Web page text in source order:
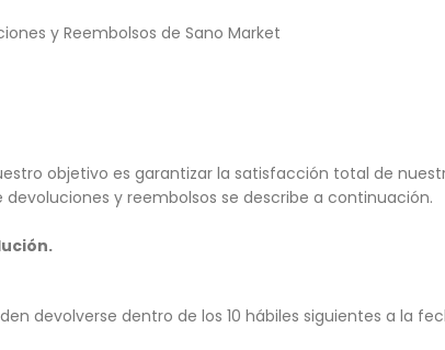
y Reembolsos de Sano Market
objetivo es garantizar la satisfacción total de
devoluciones y reembolsos se describe a continuación.
devolverse dentro de los 10 hábiles siguientes a la